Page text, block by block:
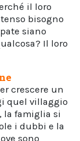
il loro
bisogno
siano
Il loro
crescere un
quel villaggio
, la famiglia si
i dubbi e la
sono